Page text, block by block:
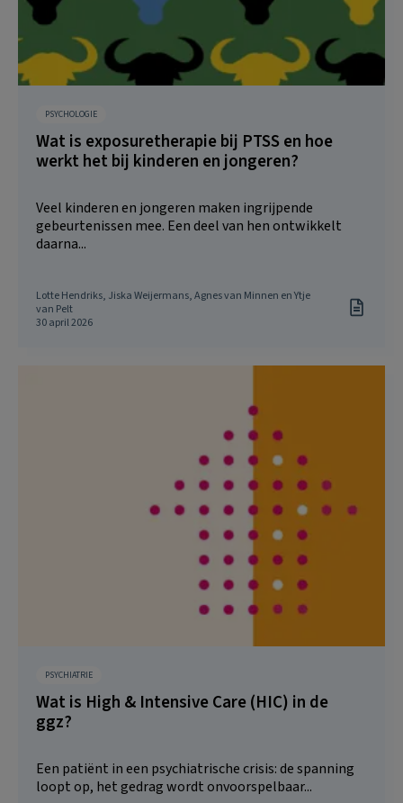
PSYCHOLOGIE
Wat is exposuretherapie bij PTSS en hoe
werkt het bij kinderen en jongeren?
Veel kinderen en jongeren maken ingrijpende
gebeurtenissen mee. Een deel van hen ontwikkelt
daarna...
Lotte Hendriks, Jiska Weijermans, Agnes van Minnen en Ytje
van Pelt
30 april 2026
PSYCHIATRIE
Wat is High & Intensive Care (HIC) in de
ggz?
Een patiënt in een psychiatrische crisis: de spanning
loopt op, het gedrag wordt onvoorspelbaar...